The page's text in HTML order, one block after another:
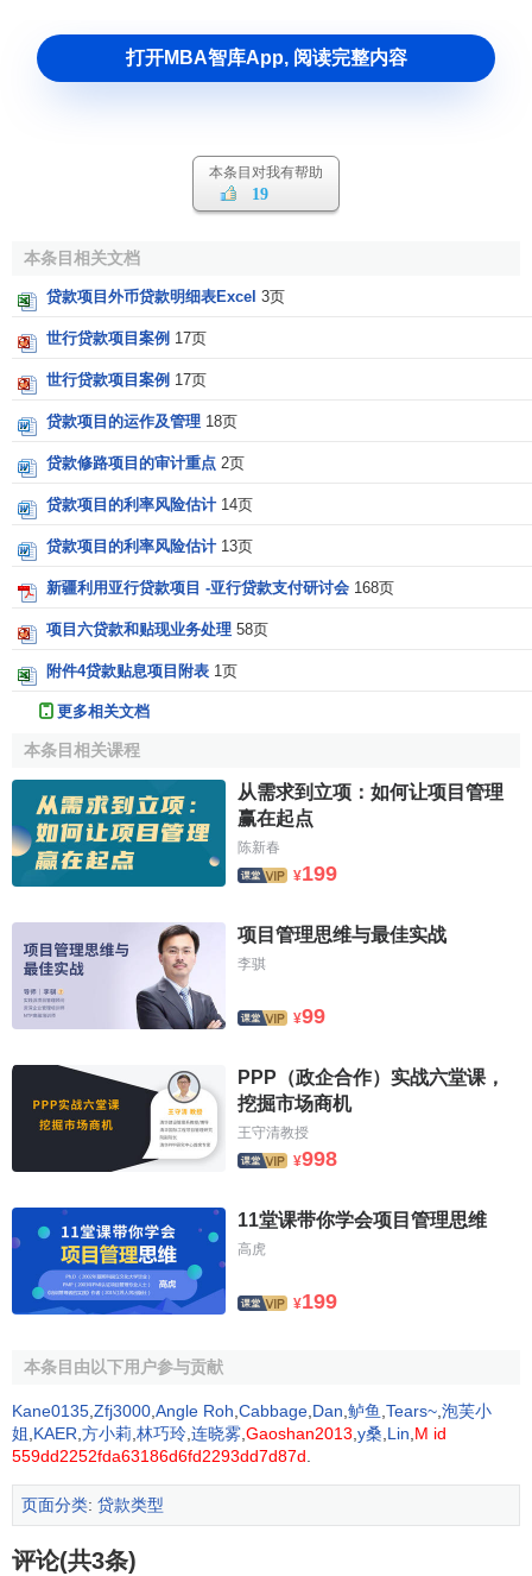
与其他贷款相比，项目贷款具备以下特点：
1、贷款支持的项目本身需要按照国家规定的审批程序进
后还要由政府有关部门组织竣工、决算、验收等工作。
规定建设项目必须具有
款不能作为
项目资本金
以上。
3、固定资产贷款期限
放，贷款；利率一年一定。固定资产贷款以整个项目全部资
金需求为评审对象，一次审批、承诺。而放款阶段是根据工
程进度和年度贷款计划，逐年、逐笔发放。固定资产贷款合
同期限是指对项目发放第一笔贷款起至最后一笔贷款还清为
止的期限。合同利率为贷款第一年利率，以后每年要根据
4、 固定资产贷款是一次性的。一笔固定资产贷款只能
用于借款人的一次
项目竣工投产产生效益开始归还借款，到银行逐步收回全部
贷款本息，贷款即退出企业生产活动。新的固定资产投资活
5、 固定资产贷款的还款来源主要是借款人的税后利
、固定资产折旧，以及其他自有资金
6、 固定资产贷款专业性强，管理过程复杂，对客户经
理的素质要求较高。
项目贷款的申请条件
借款人申请项目贷款应具备以下条件：
管理的地区，须持有人民银行颁发的贷款证；申请外汇项
目贷款，须持有进口证明或登记文件。
2. 项目符合国家产业政策、信贷政策
3. 项目具有国家规定比例的资本金。
4. 需要政府有关部门审批的项目，须持有批准文件。
5. 借款人信用状况好，偿债能力强，管理制度完善，对
除上述条件外，根据《贷款通则》，贷款对象 应是经工
人、其他经济组织、
的具有完全民事行为能力的自然人。借款人还应具备以下基
本条件：
打开MBA智库App, 阅读完整内容
本条目对我有帮助
19
本条目相关文档
贷款项目外币贷款明细表Excel 3页
世行贷款项目案例 17页
世行贷款项目案例 17页
贷款项目的运作及管理 18页
贷款修路项目的审计重点 2页
贷款项目的利率风险估计 14页
贷款项目的利率风险估计 13页
新疆利用亚行贷款项目 -亚行贷款支付研讨会 168页
项目六贷款和贴现业务处理 58页
附件4贷款贴息项目附表 1页
更多相关文档
本条目相关课程
从需求到立项：如何让项目管理
赢在起点
陈新春
¥199
项目管理思维与最佳实战
李骐
¥99
PPP（政企合作）实战六堂课，
挖掘市场商机
王守清教授
¥998
11堂课带你学会项目管理思维
高虎
¥199
本条目由以下用户参与贡献
Kane0135 Zfj3000 Angle Roh Cabbage Dan 鲈鱼 Tears~ 泡芙小
姐 KAER 方小莉 林巧玲 连晓雾 Gaoshan2013 y桑 Lin M id
559dd2252fda63186d6fd2293dd7d87d
页面分类: 贷款类型
评论(共3条)